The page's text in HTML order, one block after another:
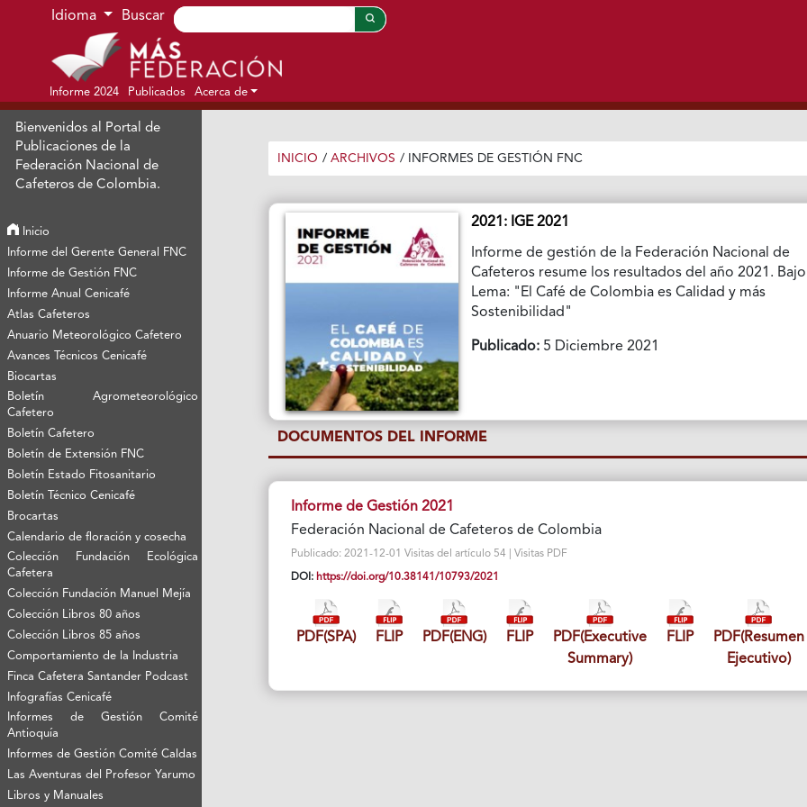
Ir al menú de navegación principal
Ir al contenido principal
Ir al pie de página del sitio
Idioma Buscar
Informe 2024 Publicados Acerca de
Bienvenidos al Portal de
Publicaciones de la
Federación Nacional de
Cafeteros de Colombia.
Inicio
Informe del Gerente General FNC
Informe de Gestión FNC
Informe Anual Cenicafé
Atlas Cafeteros
Anuario Meteorológico Cafetero
Avances Técnicos Cenicafé
Biocartas
Boletín Agrometeorológico
Cafetero
Boletín Cafetero
Boletín de Extensión FNC
Boletín Estado Fitosanitario
Boletín Técnico Cenicafé
Brocartas
Calendario de floración y cosecha
Colección Fundación Ecológica
Cafetera
Colección Fundación Manuel Mejía
Colección Libros 80 años
Colección Libros 85 años
Comportamiento de la Industria
Finca Cafetera Santander Podcast
Infografías Cenicafé
Informes de Gestión Comité
Antioquía
Informes de Gestión Comité Caldas
Las Aventuras del Profesor Yarumo
Libros y Manuales
INICIO / ARCHIVOS / INFORMES DE GESTIÓN FNC
2021: IGE 2021
Informe de gestión de la Federación Nacional de
Cafeteros resume los resultados del año 2021.
Lema: "El Café de Colombia es Calidad y más
Sostenibilidad"
Publicado: 5 Diciembre 2021
DOCUMENTOS DEL INFORME
Informe de Gestión 2021
Federación Nacional de Cafeteros de Colombia
Publicado: 2021-12-01 Visitas del artículo 54 | Visitas PDF
DOI: https://doi.org/10.38141/10793/2021
PDF(SPA) FLIP PDF(ENG) FLIP
PDF(Executive
Summary)
FLIP
PDF(Resumen
Ejecutivo)